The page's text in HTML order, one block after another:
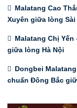
Malatang Cao
Xuyên giữa lòng Sài
Malatang Chị
giữa lòng Hà Nội
Dongbei
chuẩn Đông Bắc